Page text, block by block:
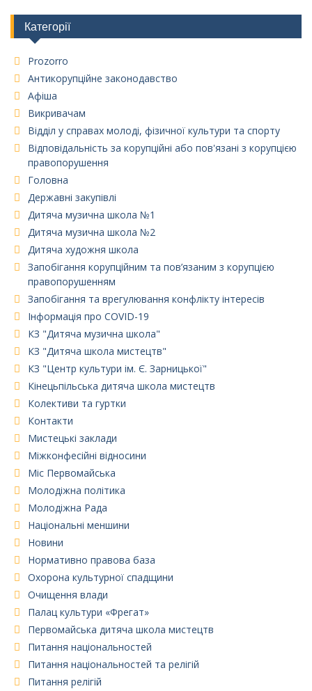
Категорії
Prozorro
Антикорупційне законодавство
Афіша
Викривачам
Відділ у справах молоді, фізичної культури та спорту
Відповідальність за корупційні або пов'язані з корупцією
правопорушення
Головна
Державні закупівлі
Дитяча музична школа №1
Дитяча музична школа №2
Дитяча художня школа
Запобігання корупційним та пов’язаним з корупцією
правопорушенням
Запобігання та врегулювання конфлікту інтересів
Інформація про COVID-19
КЗ "Дитяча музична школа"
КЗ "Дитяча школа мистецтв"
КЗ "Центр культури ім. Є. Зарницької"
Кінецьпільська дитяча школа мистецтв
Колективи та гуртки
Контакти
Мистецькі заклади
Міжконфесійні відносини
Міс Первомайська
Молодіжна політика
Молодіжна Рада
Національні меншини
Новини
Нормативно правова база
Охорона культурної спадщини
Очищення влади
Палац культури «Фрегат»
Первомайська дитяча школа мистецтв
Питання національностей
Питання національностей та релігій
Питання релігій